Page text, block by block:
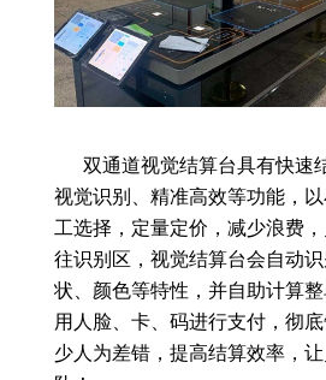
双通道视觉结算台具有快速
视觉识别、精准高效等功能，
工选择，定量定价，减少浪费
往识别区，视觉结算台会自动
状、颜色等特性，并自助计算
用人脸、卡、码进行支付，彻
少人为差错，提高结算效率，